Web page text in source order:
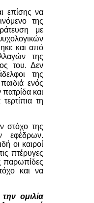
επίσης να
της
με
και από
της
του. Δεν
της
ενός
και
τη
στόχο της
εφέδρων.
οι καιροί
πτέρυγες
παρωπίδες
και να
ομιλία